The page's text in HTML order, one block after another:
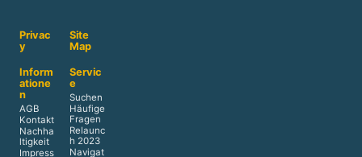
Privac
y
Site
Map
Inform
atione
n
AGB
Kontakt
Nachha
ltigkeit
Impress
Servic
e
Suchen
Häufige
Fragen
Relaunc
h 2023
Navigat